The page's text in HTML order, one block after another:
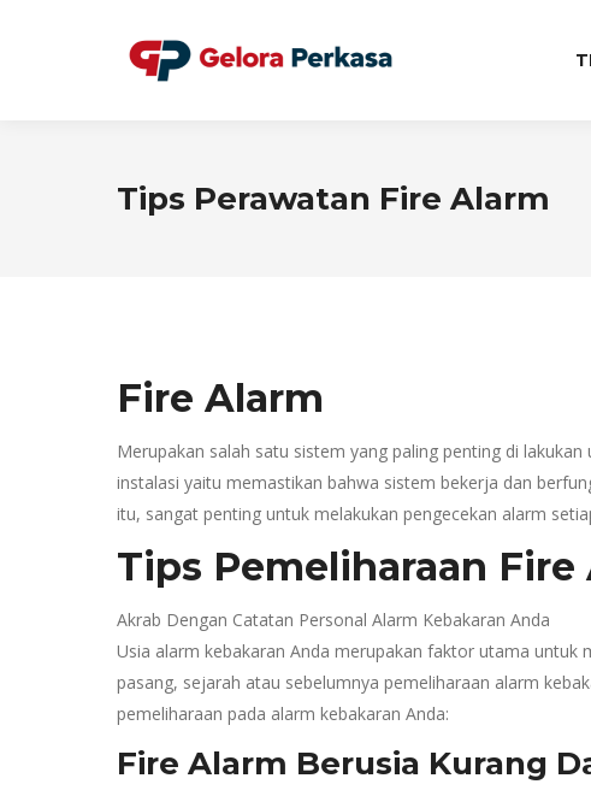
Tips Perawatan Fire Alarm
Fire Alarm
Merupakan salah satu sistem yang paling penting di
instalasi yaitu memastikan bahwa sistem bekerja dan
itu, sangat penting untuk melakukan pengecekan alarm
Tips Pemeliharaan Fire
Akrab Dengan Catatan Personal Alarm Kebakaran Anda
Usia alarm kebakaran Anda merupakan faktor utama
pasang, sejarah atau sebelumnya pemeliharaan alarm
pemeliharaan pada alarm kebakaran Anda:
Fire Alarm Berusia Kurang